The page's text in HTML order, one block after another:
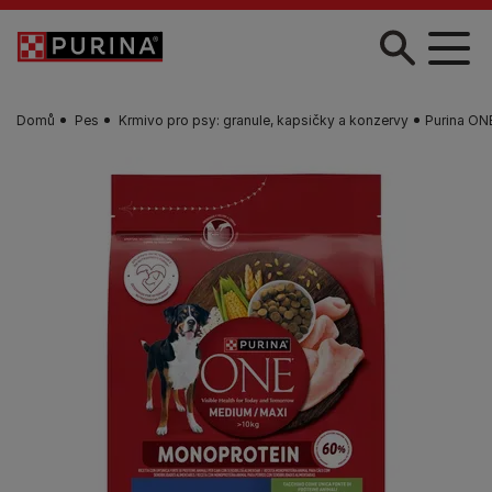
Skip to main content
Domů Pes Krmivo pro psy: granule, kapsičky a konzervy Purina